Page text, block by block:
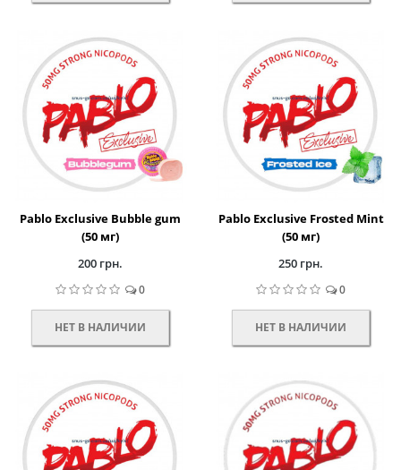
Pablo Exclusive Bubble gum
(50 мг)
200 грн.
0
НЕТ В НАЛИЧИИ
Pablo Exclusive Frosted Mint
(50 мг)
250 грн.
0
НЕТ В НАЛИЧИИ